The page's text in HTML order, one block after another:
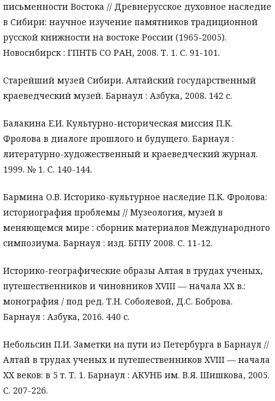
письменности Востока // Древнерусское духовное наследие
в Сибири: научное изучение памятников традиционной
русской книжности на востоке России (1965-2005).
Новосибирск : ГПНТБ СО РАН, 2008. Т. 1. С. 91-101.
Старейший музей Сибири. Алтайский государственный
краеведческий музей. Барнаул : Азбука, 2008. 142 с.
Балакина Е.И. Культурно-историческая миссия П.К.
Фролова в диалоге прошлого и будущего. Барнаул :
литературно-художественный и краеведческий журнал.
1999. № 1. С. 140-144.
Бармина О.В. Историко-культурное наследие П.К. Фролова:
историография проблемы // Музеология, музей в
меняющемся мире : сборник материалов Международного
симпозиума. Барнаул : изд. БГПУ 2008. С. 11-12.
Историко-географические образы Алтая в трудах ученых,
путешественников и чиновников XVIII — начала XX в.:
монография / под ред. Т.Н. Соболевой, Д.С. Боброва.
Барнаул : Азбука, 2016. 440 с.
Небольсин П.И. Заметки на пути из Петербурга в Барнаул //
Алтай в трудах ученых и путешественников XVIII — начала
XX веков: в 5 т. Т. 1. Барнаул : АКУНБ им. В.Я. Шишкова, 2005.
С. 207-226.